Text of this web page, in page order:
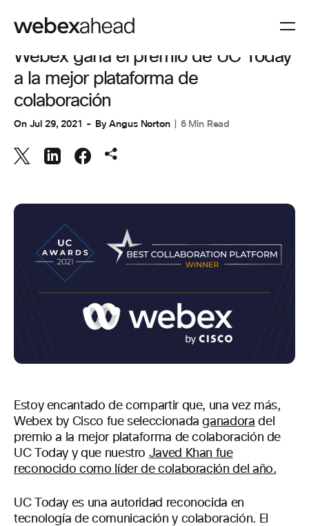
COLABORACIÓN
Webex gana el premio de UC Today
a la mejor plataforma de
colaboración
On Jul 29, 2021 ByAngus Norton 6 Min Read
Estoy encantado de compartir que, una vez más,
Webex by Cisco fue seleccionadaganadora del
premio a la mejor plataforma de colaboración de
UC Today y que nuestro Javed Khan fue
reconocido como líder de colaboración del año.
UC Today es una autoridad reconocida en
tecnología de comunicación y colaboración. El